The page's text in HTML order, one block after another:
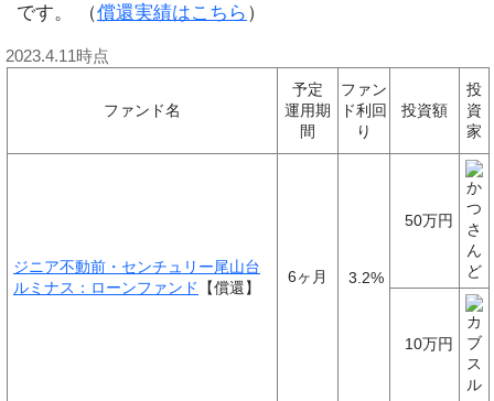
です。 （償還実績はこちら ）
2023.4.11時点
ファンド名
予定
運用期
間
ファン
ド利回
り
投資額
投
資
家
ジニア不動前・センチュリー尾山台
ルミナス：ローンファンド
【償還】
6ヶ月 3.2%
50万円
10万円